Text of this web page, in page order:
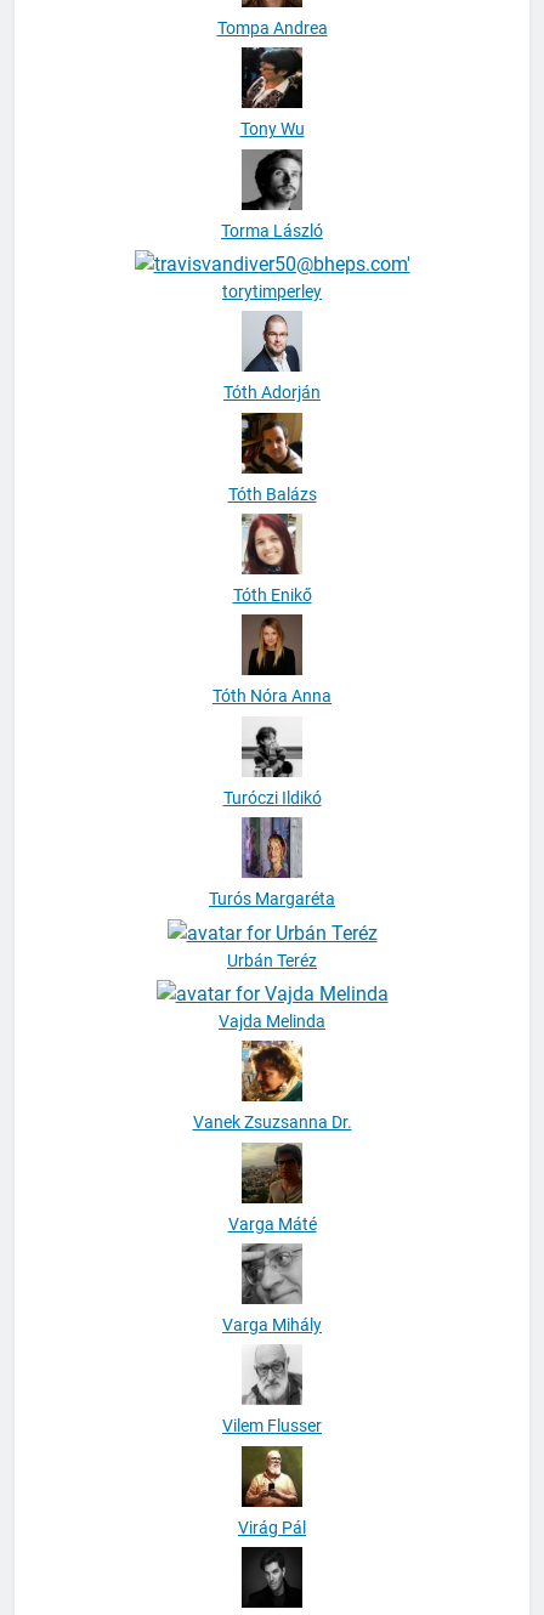
Tompa Andrea
Tony Wu
Torma László
torytimperley
Tóth Adorján
Tóth Balázs
Tóth Enikő
Tóth Nóra Anna
Turóczi Ildikó
Turós Margaréta
Urbán Teréz
Vajda Melinda
Vanek Zsuzsanna Dr.
Varga Máté
Varga Mihály
Vilem Flusser
Virág Pál